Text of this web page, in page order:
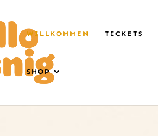
WILLKOMMEN TICKETS
SHOP